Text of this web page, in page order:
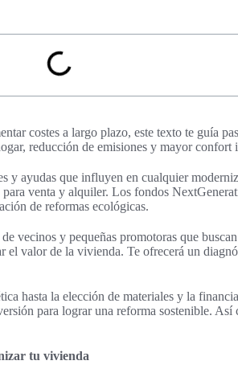
costes a largo plazo, este texto te guía
reducción de emisiones y mayor confort
y ayudas que influyen en cualquier
venta y alquiler. Los fondos
de reformas ecológicas.
vecinos y pequeñas promotoras que
el valor de la vivienda. Te ofrecerá un
hasta la elección de materiales y la
para lograr una reforma sostenible. Así
tu vivienda